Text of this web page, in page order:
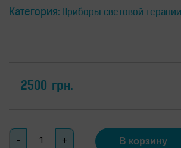
здоровья
Аксессуары
FAQ
Категория: Приборы световой терапии
2500 грн.
Количество
В корзину